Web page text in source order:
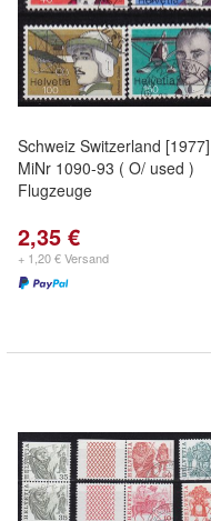
Schweiz Switzerland [1977]
MiNr 1090-93 ( O/ used )
Flugzeuge
2,35 €
+ 1,20 € Versand